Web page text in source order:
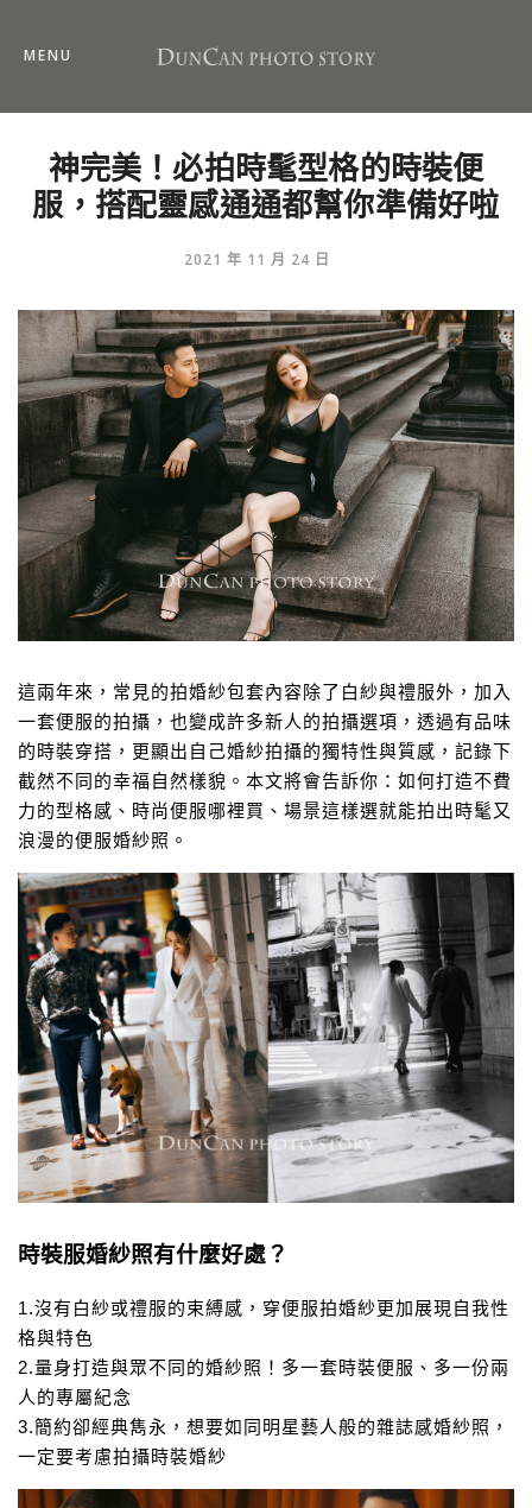
MENU
神完美！必拍時髦型格的時裝便
服，搭配靈感通通都幫你準備好啦
2021 年 11 月 24 日
這兩年來，常見的拍婚紗包套內容除了白紗與禮服外，加入
一套便服的拍攝，也變成許多新人的拍攝選項，透過有品味
的時裝穿搭，更顯出自己婚紗拍攝的獨特性與質感，記錄下
截然不同的幸福自然樣貌。本文將會告訴你：如何打造不費
力的型格感、時尚便服哪裡買、場景這樣選就能拍出時髦又
浪漫的便服婚紗照。
時裝服婚紗照有什麼好處？
1.沒有白紗或禮服的束縛感，穿便服拍婚紗更加展現自我性
格與特色
2.量身打造與眾不同的婚紗照！多一套時裝便服、多一份兩
人的專屬紀念
3.簡約卻經典雋永，想要如同明星藝人般的雜誌感婚紗照，
一定要考慮拍攝時裝婚紗